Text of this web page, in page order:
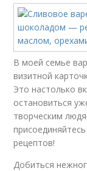
В моей семье
визитной
Это настолько
остановиться
творческим
рецептов!
Добиться